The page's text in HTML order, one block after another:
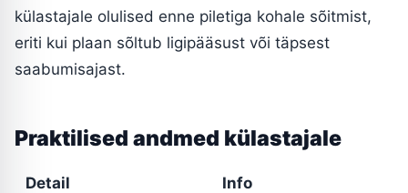
külastajale olulised enne piletiga kohale sõitmist,
eriti kui plaan sõltub ligipääsust või täpsest
saabumisajast.
Praktilised andmed külastajale
Detail
Info